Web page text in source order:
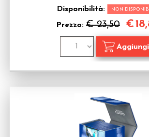
Disponibilità: NON
Prezzo: € 23,50 €